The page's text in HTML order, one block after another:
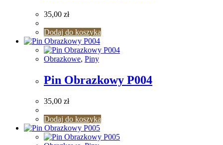
35,00 zł
Dodaj do koszyka
Obrazkowe, Piny
Pin Obrazkowy P004
35,00 zł
Dodaj do koszyka